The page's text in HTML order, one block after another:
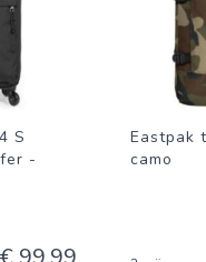
S
-
Eastpak
camo